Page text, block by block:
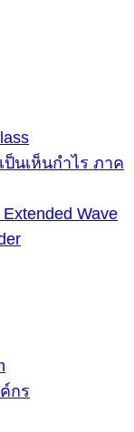
ป็นเห็นกำไร ภาค
Wave
กร